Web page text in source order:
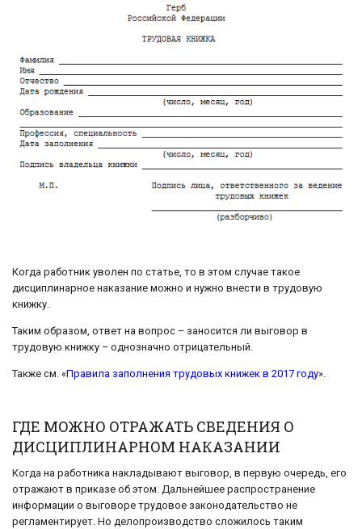
Когда работник уволен по статье, то в этом случае такое
дисциплинарное наказание можно и нужно внести в трудовую
книжку.
Таким образом, ответ на вопрос – заносится ли выговор в
трудовую книжку – однозначно отрицательный.
Также см. «Правила заполнения трудовых книжек в 2017 году».
ГДЕ МОЖНО ОТРАЖАТЬ СВЕДЕНИЯ О
ДИСЦИПЛИНАРНОМ НАКАЗАНИИ
Когда на работника накладывают выговор, в первую очередь, его
отражают в приказе об этом. Дальнейшее распространение
информации о выговоре трудовое законодательство не
регламентирует. Но делопроизводство сложилось таким